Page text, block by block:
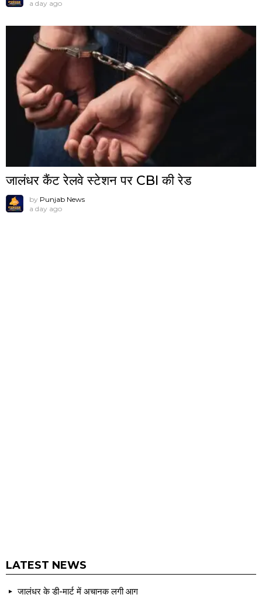
a day ago
जालंधर कैंट रेलवे स्टेशन पर CBI की रेड
by Punjab News
a day ago
LATEST NEWS
जालंधर के डी-मार्ट में अचानक लगी आग